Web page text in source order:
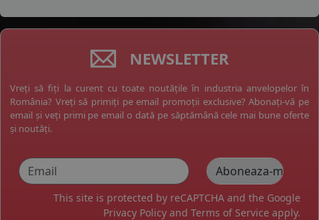
NEWSLETTER
Vreți să fiți la curent cu toate noutățile în industria anvelopelor în
România? Vreți să primiți pe email promoții exclusive? Abonați-vă pe
email și veți primi pe email o dată pe săptămână cele mai bune oferte
și noutăți.
This site is protected by reCAPTCHA and the Google
Privacy Policy and Terms of Service apply.